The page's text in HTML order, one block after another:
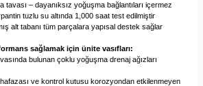
tavası – dayanıksız yoğuşma bağlantıları içermez
tuzlu su altında 1,000 saat test edilmiştir
alt tabanı tüm parçalara yapısal destek sağlar
sağlamak için ünite vasıfları:
bulunan çoklu yoğuşma drenaj ağızları
ve kontrol kutusu korozyondan etkilenmeyen